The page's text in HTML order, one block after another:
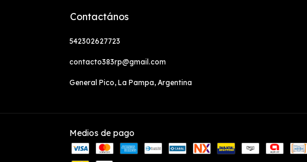
Contactános
542302627723
contacto383rp@gmail.com
General Pico, La Pampa, Argentina
Medios de pago